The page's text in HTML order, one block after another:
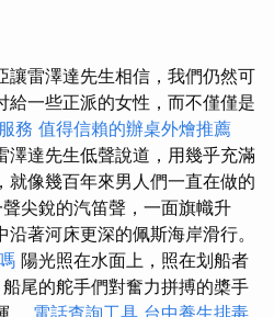
讓雷澤達先生相信，我們仍然可
給一些正派的女性，而不僅僅是
務 值得信賴的辦桌外燴推薦
澤達先生低聲說道，用幾乎充滿
就像幾百年來男人們一直在做的
尖銳的汽笛聲，一面旗幟升
著河床更深的佩斯海岸滑行。
陽光照在水面上，照在划船者
船尾的舵手們對奮力拼搏的槳手
。 電話查詢工具 台中養生排毒